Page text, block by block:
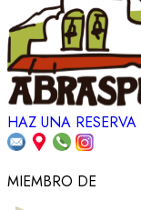
HAZ UNA RESERVA
MIEMBRO DE